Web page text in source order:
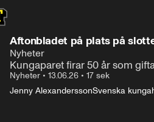
Aftonbladet på plats på
Nyheter
Kungaparet firar 50 år som
Nyheter • 13.06.26 • 17 sek
Jenny AlexanderssonSvenska